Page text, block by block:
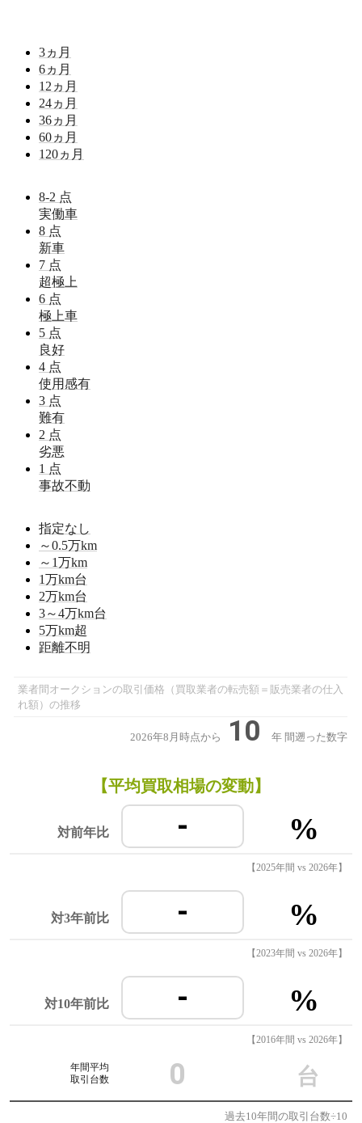
3ヵ月
6ヵ月
12 ヵ月
24ヵ月
36ヵ月
60ヵ月
120ヵ月
8-2 点
実働車
8 点
新車
7 点
超極上
6 点
極上車
5 点
良好
4 点
使用感有
3 点
難有
2 点
劣悪
1 点
事故不動
指定なし
～0.5万km
～1万km
1万km台
2万km台
3～4万km台
5万km超
距離不明
業者間オークションの取引価格（買取業者の転売額＝販売業者の仕入
れ額）の推移
2026年8月時点から 10 年 間遡った数字
【平均買取相場の変動】
対前年比 - %
【2025年間 vs 2026年】
対3年前比 - %
【2023年間 vs 2026年】
対10年前比 - %
【2016年間 vs 2026年】
年間平均
取引台数
0 台
過去10年間の取引台数÷10